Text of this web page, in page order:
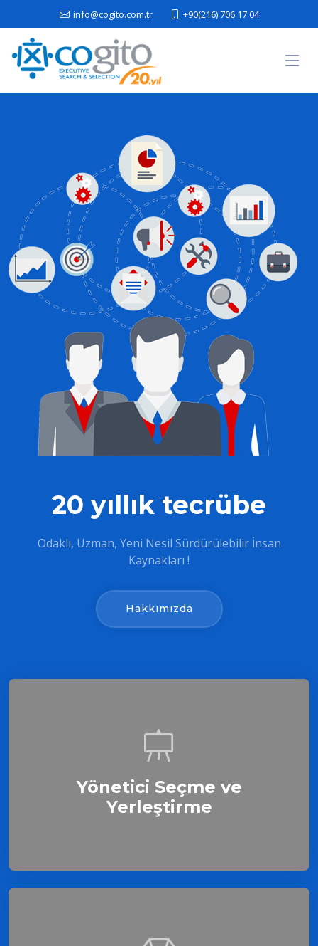
info@cogito.com.tr +90(216) 706 17 04
20 yıllık tecrübe
Odaklı, Uzman, Yeni Nesil Sürdürülebilir İnsan
Kaynakları !
Hakkımızda
Yönetici Seçme ve
Yerleştirme